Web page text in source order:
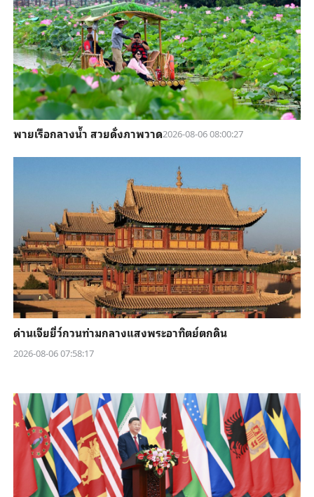
พายเรือกลางน้ำ สวยดั่งภาพวาด2026-08-06 08:00:27
ด่านเจียยี่ว์กวนท่ามกลางแสงพระอาทิตย์ตกดิน
2026-08-06 07:58:17